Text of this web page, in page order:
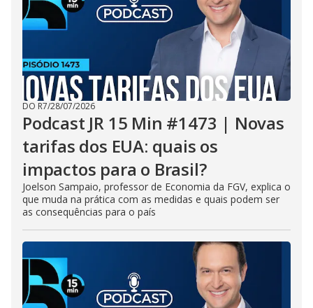
DO R7/28/07/2026
Podcast JR 15 Min #1473 | Novas
tarifas dos EUA: quais os
impactos para o Brasil?
Joelson Sampaio, professor de Economia da FGV, explica o
que muda na prática com as medidas e quais podem ser
as consequências para o país